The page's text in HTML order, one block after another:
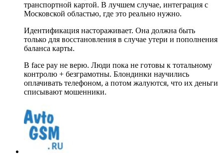
транспортной картой. В лучшем случае, интеграция с
Московской областью, где это реально нужно.
Идентификация настораживает. Она должна быть
только для восстановления в случае утери и пополнения
баланса карты.
В face pay не верю. Люди пока не готовы к тотальному
контролю + безграмотны. Блондинки научились
оплачивать телефоном, а потом жалуются, что их деньги
списывают мошенники.